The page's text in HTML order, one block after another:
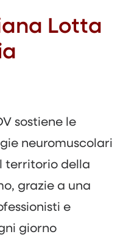
Lotta
sostiene le
neuromuscolari
territorio della
grazie a una
e
giorno